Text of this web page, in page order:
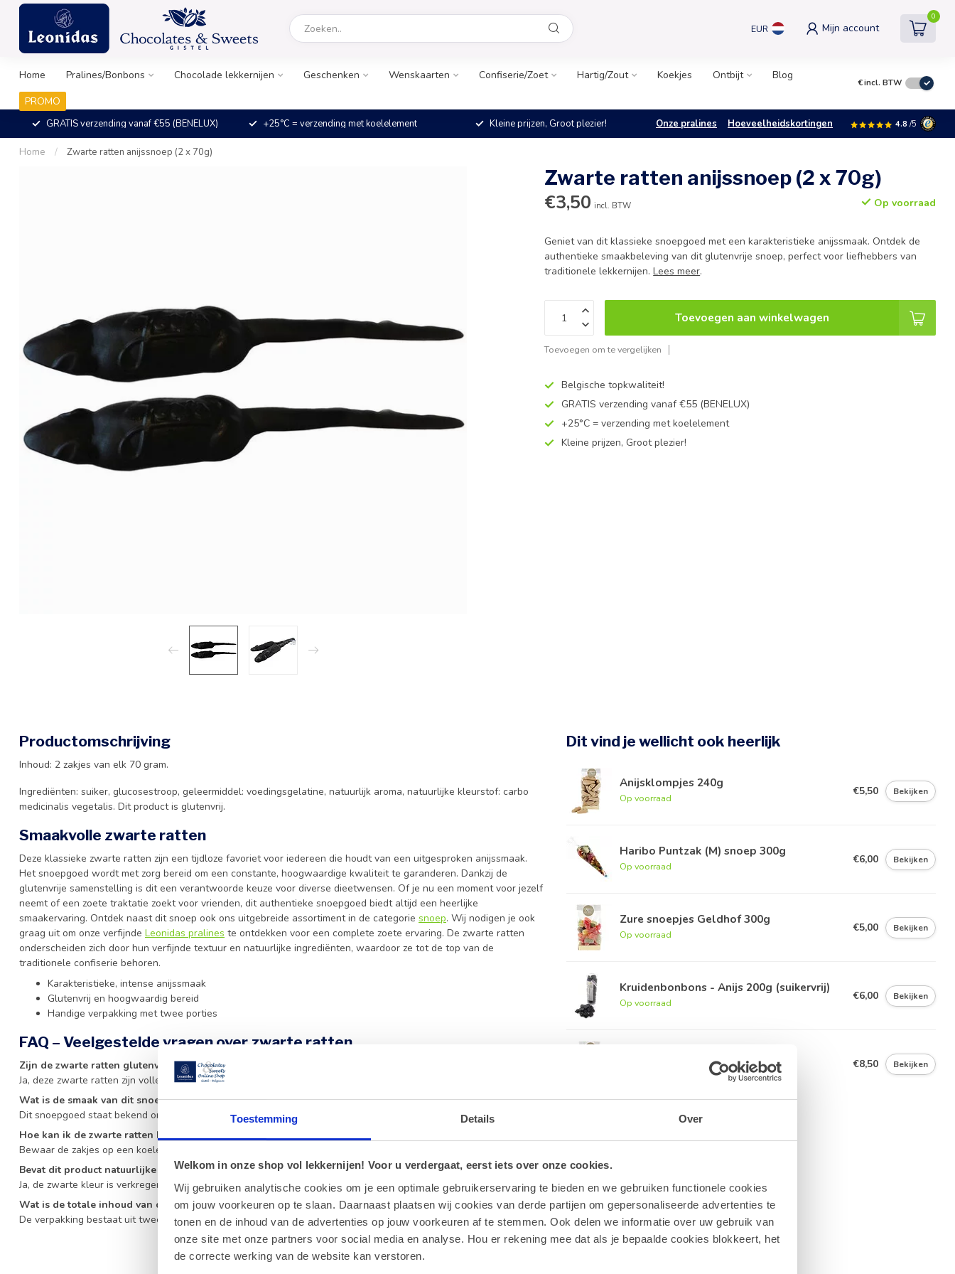
Toestemming Details Over
Welkom in onze shop vol lekkernijen! Voor u verdergaat, eerst iets over onze cookies.
Wij gebruiken analytische cookies om je een optimale gebruikerservaring te bieden en we gebruiken functionele cookies
om jouw voorkeuren op te slaan. Daarnaast plaatsen wij cookies van derde partijen om gepersonaliseerde advertenties te
tonen en de inhoud van de advertenties op jouw voorkeuren af te stemmen. Ook delen we informatie over uw gebruik van
onze site met onze partners voor social media en analyse. Hou er rekening mee dat als je bepaalde cookies blokkeert, het
de correcte werking van de website kan verstoren.
EUR Mijn account
0
Home Pralines/Bonbons Chocolade lekkernijen Geschenken Wenskaarten Confiserie/Zoet Hartig/Zout Koekjes Ontbijt
Blog
PROMO
€incl. BTW
GRATIS verzending vanaf €55 (BENELUX) +25°C = verzending met koelelement Kleine prijzen, Groot plezier! Onze pralines Hoeveelheidskortingen 4.8 /5
Home / Zwarte ratten anijssnoep (2 x 70g)
Zwarte ratten anijssnoep (2 x 70g)
€3,50 incl. BTW Op voorraad
Geniet van dit klassieke snoepgoed met een karakteristieke anijssmaak. Ontdek de
authentieke smaakbeleving van dit glutenvrije snoep, perfect voor liefhebbers van
traditionele lekkernijen.Lees meer.
Toevoegen aan winkelwagen
Toevoegen om te vergelijken
Belgische topkwaliteit!
GRATIS verzending vanaf €55 (BENELUX)
+25°C = verzending met koelelement
Kleine prijzen, Groot plezier!
Productomschrijving
Inhoud: 2 zakjes van elk 70 gram.
Ingrediënten: suiker, glucosestroop, geleermiddel: voedingsgelatine, natuurlijk aroma, natuurlijke kleurstof: carbo
medicinalis vegetalis. Dit product is glutenvrij.
Smaakvolle zwarte ratten
Deze klassieke zwarte ratten zijn een tijdloze favoriet voor iedereen die houdt van een uitgesproken anijssmaak.
Het snoepgoed wordt met zorg bereid om een constante, hoogwaardige kwaliteit te garanderen. Dankzij de
glutenvrije samenstelling is dit een verantwoorde keuze voor diverse dieetwensen. Of je nu een moment voor jezelf
neemt of een zoete traktatie zoekt voor vrienden, dit authentieke snoepgoed biedt altijd een heerlijke
smaakervaring. Ontdek naast dit snoep ook ons uitgebreide assortiment in de categorie snoep. Wij nodigen je ook
graag uit om onze verfijnde Leonidas pralines te ontdekken voor een complete zoete ervaring. De zwarte ratten
onderscheiden zich door hun verfijnde textuur en natuurlijke ingrediënten, waardoor ze tot de top van de
traditionele confiserie behoren.
Karakteristieke, intense anijssmaak
Glutenvrij en hoogwaardig bereid
Handige verpakking met twee porties
FAQ – Veelgestelde vragen over zwarte ratten
Zijn de zwarte ratten glutenvrij?
Ja, deze zwarte ratten zijn volledig glutenvrij en veilig voor mensen met een glutenvrij dieet.
Wat is de smaak van dit snoepgoed?
Dit snoepgoed staat bekend om zijn karakteristieke en verfijnde anijssmaak.
Hoe kan ik de zwarte ratten het beste bewaren?
Bewaar de zakjes op een koele, droge plaats buiten direct zonlicht om de smaak en textuur optimaal te houden.
Bevat dit product natuurlijke kleurstoffen?
Ja, de zwarte kleur is verkregen door het gebruik van natuurlijke kleurstof: carbo medicinalis vegetalis.
Wat is de totale inhoud van deze verpakking?
De verpakking bestaat uit twee zakjes van elk 70 gram, wat neerkomt op 140 gram in totaal.
Dit vind je wellicht ook heerlijk
Anijsklompjes 240g
Op voorraad
€5,50 Bekijken
Haribo Puntzak (M) snoep 300g
Op voorraad
€6,00 Bekijken
Zure snoepjes Geldhof 300g
Op voorraad
€5,00 Bekijken
Kruidenbonbons - Anijs 200g (suikervrij)
Op voorraad
€6,00 Bekijken
€8,50 Bekijken